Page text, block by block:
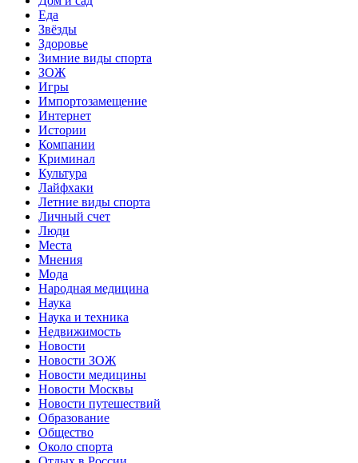
Еда
Звёзды
Здоровье
Зимние виды спорта
ЗОЖ
Игры
Импортозамещение
Интернет
Истории
Компании
Криминал
Культура
Лайфхаки
Летние виды спорта
Личный счет
Люди
Места
Мнения
Мода
Народная медицина
Наука
Наука и техника
Недвижимость
Новости
Новости ЗОЖ
Новости медицины
Новости Москвы
Новости путешествий
Образование
Общество
Около спорта